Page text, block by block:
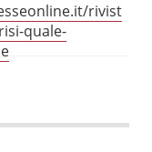
rivist
quale-